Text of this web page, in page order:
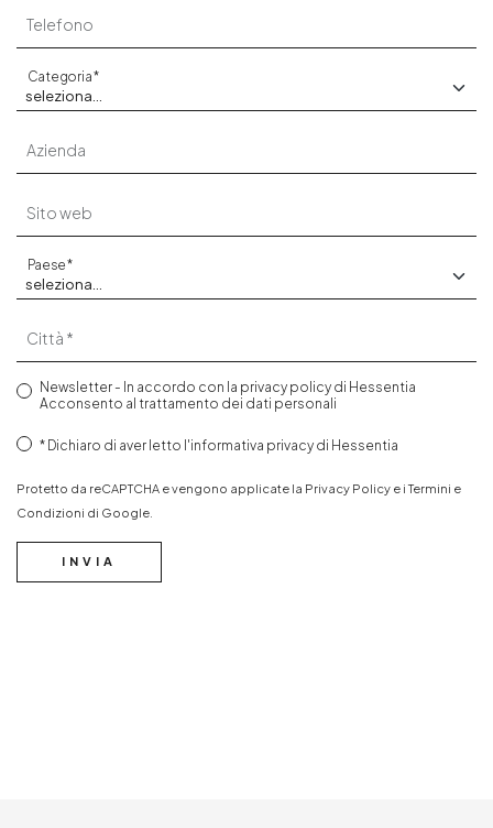
Telefono
Categoria
Azienda
Sito web
Paese
Città
Newsletter - In accordo con la privacy policy di Hessentia
Acconsento al trattamento dei dati personali
Dichiaro di aver letto l'informativa privacy di Hessentia
Protetto da reCAPTCHA e vengono applicate la Privacy Policy e iTermini e
Condizioni di Google.
INVIA